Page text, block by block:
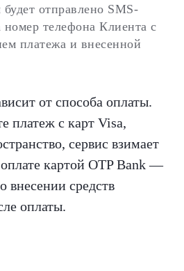
отправлено SMS-
телефона Клиента с
платежа и внесенной
от способа оплаты.
платеж с карт Visa,
сервис взимает
картой OTP Bank —
средств
оплаты.